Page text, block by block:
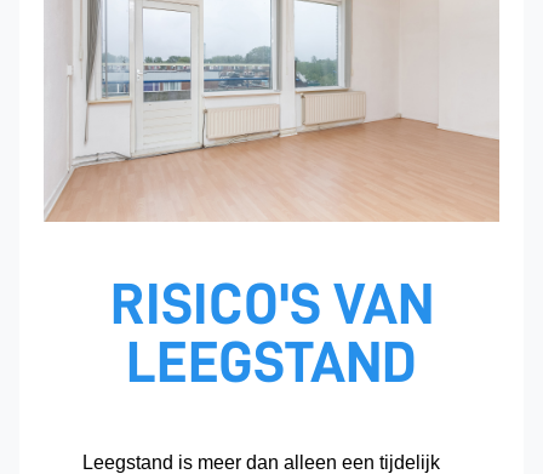
RISICO'S VAN
LEEGSTAND
Leegstand is meer dan alleen een tijdelijk